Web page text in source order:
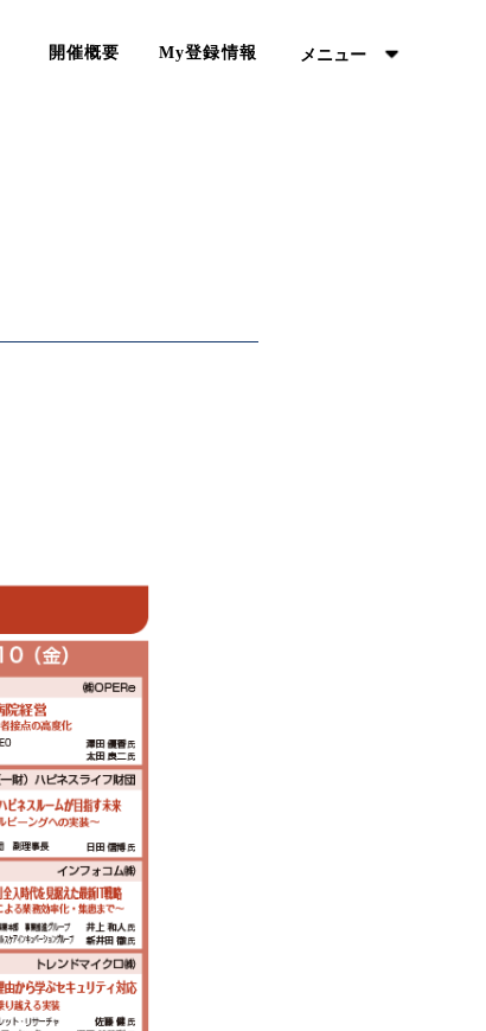
開催概要 My登録情報 メニュー